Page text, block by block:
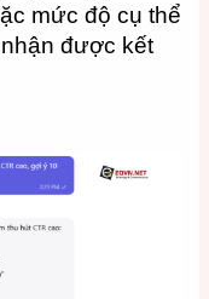
mức độ cụ thể
được kết